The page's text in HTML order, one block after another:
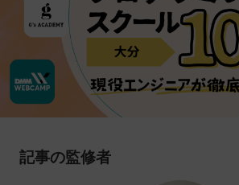
記事の監修者